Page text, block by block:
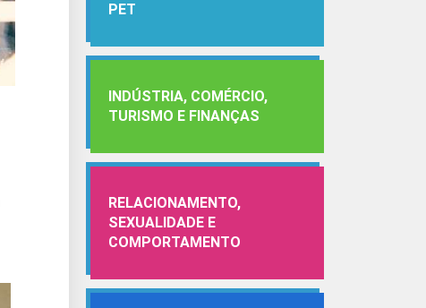
PET
INDÚSTRIA, COMÉRCIO,
TURISMO E FINANÇAS
RELACIONAMENTO,
SEXUALIDADE E
COMPORTAMENTO